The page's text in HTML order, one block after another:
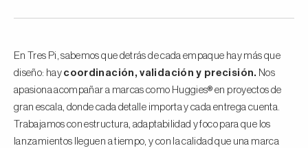
En Tres Pi, sabemos que detrás de cada empaque hay más que
diseño: hay coordinación, validación y precisión. Nos
apasiona acompañar a marcas como Huggies® en proyectos de
gran escala, donde cada detalle importa y cada entrega cuenta.
Trabajamos con estructura, adaptabilidad y foco para que los
lanzamientos lleguen a tiempo, y con la calidad que una marca